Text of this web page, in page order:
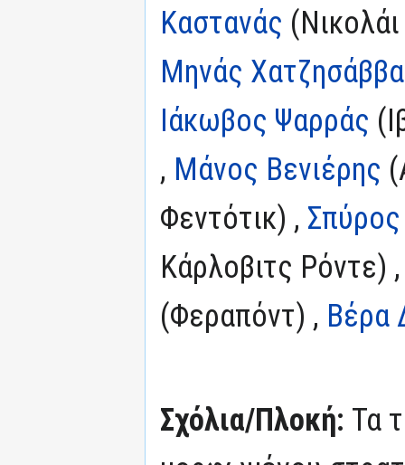
Καστανάς
Μηνάς
Ιάκωβος Ψαρράς
, Μάνος Βενιέρης
Φεντότικ) ,
Κάρλοβιτς Ρόντε)
(Φεραπόντ) , Βέρα
Σχόλια/Πλοκή: Τα